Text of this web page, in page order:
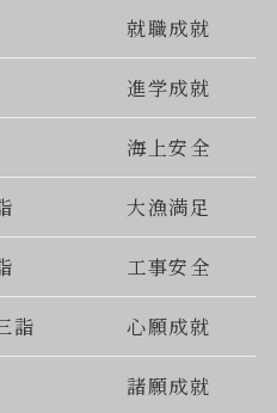
就職成就
進学成就
海上安全
大漁満足
工事安全
詣 心願成就
諸願成就